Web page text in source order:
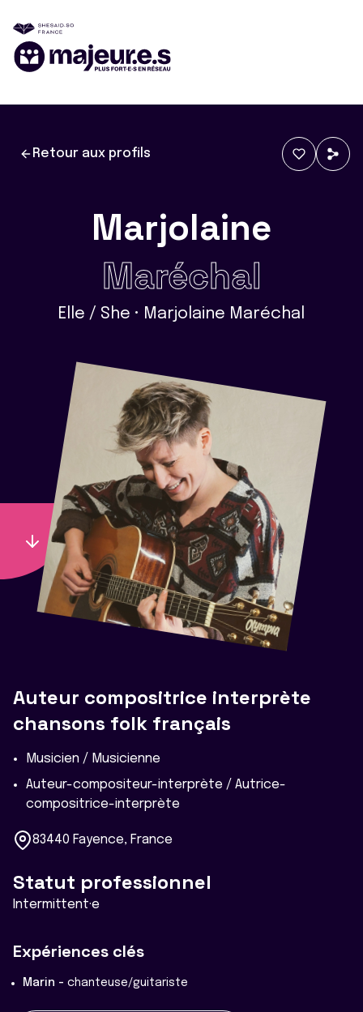
Retour aux profils
Marjolaine
Maréchal
Elle / She • Marjolaine Maréchal
Auteur compositrice interprète
chansons folk français
Musicien / Musicienne
Auteur-compositeur-interprète / Autrice-
compositrice-interprète
83440 Fayence, France
Statut professionnel
Intermittent·e
Expériences clés
Marin - chanteuse/guitariste